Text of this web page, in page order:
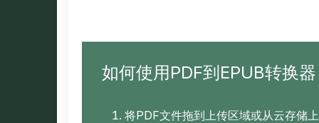
如何使用PDF到EPUB转换器
将PDF文件拖到上传区域或从云存储